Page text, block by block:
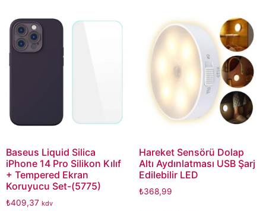
Baseus Liquid Silica
iPhone 14 Pro Silikon Kılıf
+ Tempered Ekran
Koruyucu Set-(5775)
₺409,37 kdv
Hareket Sensörü Dolap
Altı Aydınlatması USB Şarj
Edilebilir LED
₺368,99